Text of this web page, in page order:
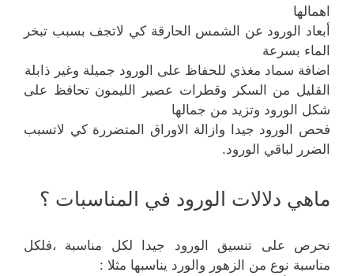
اهمالها
أبعاد الورود عن الشمس الحارقة كي لاتجف بسبب تبخر
الماء بسرعة
اضافة سماد مغذي للحفاظ على الورود جميلة وغير ذابلة
القليل من السكر وقطرات عصير الليمون تحافظ على
شكل الورود وتزيد من جمالها
فحص الورود جيدا وازالة الاوراق المتضررة كي لاتسبب
الضرر لباقي الورود.
ماهي دلالات الورود في المناسبات ؟
نحرص على تنسيق الورود جيدا لكل مناسبة ،فلكل
مناسبة نوع من الزهور والورد يناسبها مثلا :